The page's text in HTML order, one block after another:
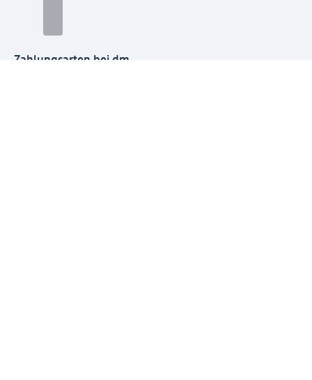
Zahlungsarten bei dm